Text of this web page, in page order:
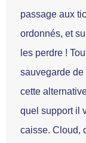
passage aux
ordonnés, et
les perdre !
sauvegarde de
cette
quel support il
caisse. Cloud,